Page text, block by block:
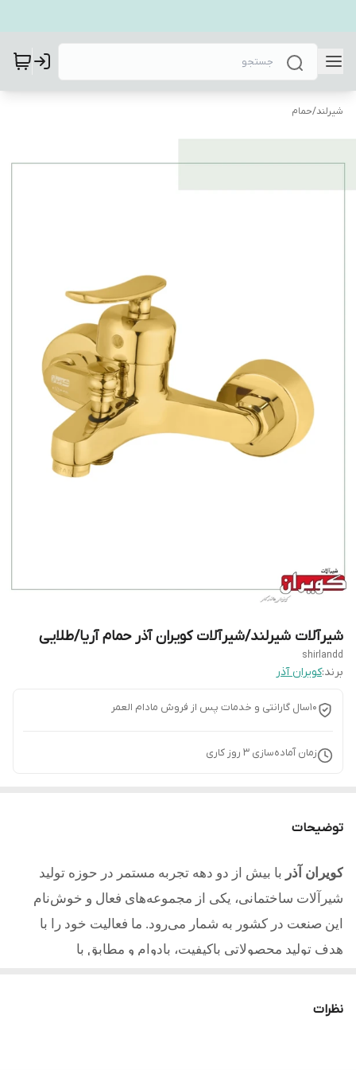
شیرلند/حمام
شیرآلات شیرلند/شیرآلات کویران آذر حمام آریا/طلایی
shirlandd
برند:کویران آذر
10سال گارانتی و خدمات پس از فروش مادام العمر
زمان آماده‌سازی 3 روز کاری
توضیحات
کویران آذر با بیش از دو دهه تجربه مستمر در حوزه تولید
شیرآلات ساختمانی، یکی از مجموعه‌های فعال و خوش‌نام
این صنعت در کشور به شمار می‌رود. ما فعالیت خود را با
هدف تولید محصولاتی باکیفیت، بادوام و مطابق با
فنی و تعهد به مشتریان یکی از مطلوب ترین تولیدکنندگان در
نظرات